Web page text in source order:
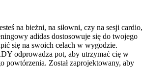
na bieżni, na siłowni, czy na sesji cardio,
adidas dostosowuje się do twojego
się na swoich celach w wygodzie.
odprowadza pot, aby utrzymać cię w
powtórzenia. Został zaprojektowany, aby